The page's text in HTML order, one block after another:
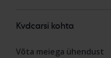
Kvdcarsi kohta
Võta meiega ühendust